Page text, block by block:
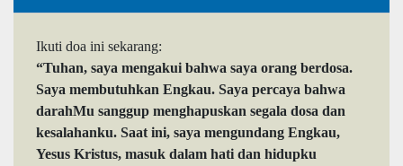
Ikuti doa ini sekarang:
“Tuhan, saya mengakui bahwa saya orang berdosa.
Saya membutuhkan Engkau. Saya percaya bahwa
darahMu sanggup menghapuskan segala dosa dan
kesalahanku. Saat ini, saya mengundang Engkau,
Yesus Kristus, masuk dalam hati dan hidupku